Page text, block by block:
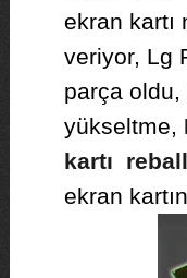
ekran kartı
veriyor, Lg
parça oldu,
yükseltme,
kartı
ekran